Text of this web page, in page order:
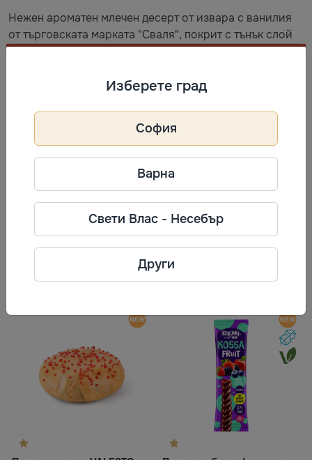
Нежен ароматен млечен десерт от извара с ванилия
от търговската марката "Сваля", покрит с тънък слой
белгийски шоколад. Класическата комбинация от
Млечният десерт от извара от "Сваля" е отлично
или приятно домашно чаено парти.
Информация за производител
Svalya
Телефон: +370 5 2461414
Адрес: Perkūnkiemio st. 3 LT-12127,
Често разглеждани
Изберете град
София
Варна
Свети Влас - Несебър
Други